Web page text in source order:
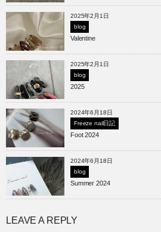
2025年2月1日
blog
Valentine
2025年2月1日
blog
2025
2024年6月18日
Freeze nail日記
Foot 2024
2024年6月18日
blog
Summer 2024
LEAVE A REPLY